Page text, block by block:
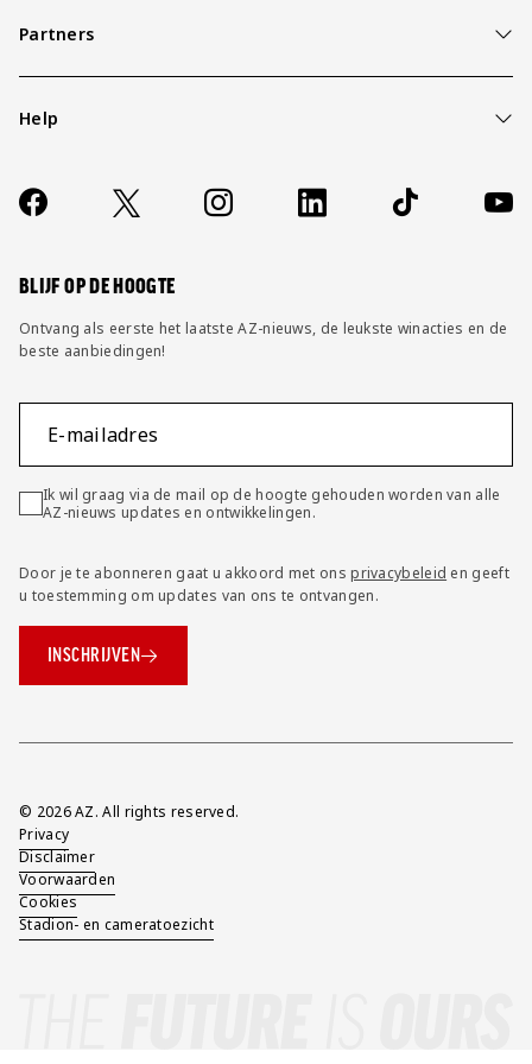
Partners
Help
Contact
FAQ
Socials
https://www.facebook.com/AZAlkmaar
X Instagram LinkedIn TikTok
BLIJF OP DE HOOGTE
Ontvang als eerste het laatste AZ-nieuws, de leukste winacties en de
beste aanbiedingen!
E-mailadres
Ik wil graag via de mail op de hoogte gehouden worden van alle
AZ-nieuws updates en ontwikkelingen.
Door je te abonneren gaat u akkoord met onsprivacybeleid en geeft
u toestemming om updates van ons te ontvangen.
INSCHRIJVEN
Overig
© 2026 AZ. All rights reserved.
Privacy
Disclaimer
Voorwaarden
Cookies
Stadion- en cameratoezicht